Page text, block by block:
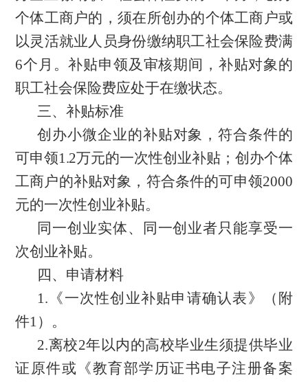
个体工商户的，须在所创办的个体工商户或
以灵活就业人员身份缴纳职工社会保险费满
6个月。补贴申领及审核期间，补贴对象的
职工社会保险费应处于在缴状态。
三、补贴标准
创办小微企业的补贴对象，符合条件的
可申领1.2万元的一次性创业补贴；创办个体
工商户的补贴对象，符合条件的可申领2000
元的一次性创业补贴。
同一创业实体、同一创业者只能享受一
次创业补贴。
四、申请材料
1.《一次性创业补贴申请确认表》（附
件1）。
2.离校2年以内的高校毕业生须提供毕业
证原件或《教育部学历证书电子注册备案